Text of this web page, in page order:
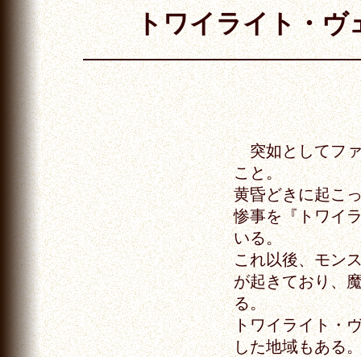
トワイライト・ヴ
突如としてファ
こと。
黄昏どきに起こ
惨事を『トワイ
いる。
これ以後、モン
が起きており、
る。
トワイライト・
した地域もある